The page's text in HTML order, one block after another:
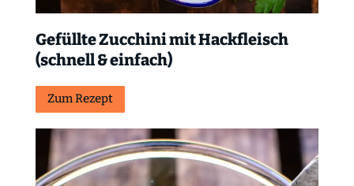
Gefüllte Zucchini mit Hackfleisch
(schnell & einfach)
Zum Rezept